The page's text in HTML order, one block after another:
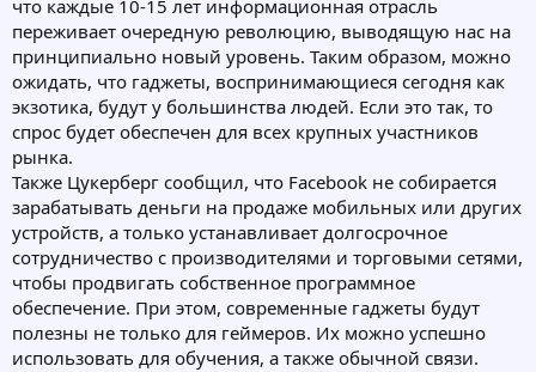
что каждые 10-15 лет информационная отрасль
переживает очередную революцию, выводящую нас на
принципиально новый уровень. Таким образом, можно
ожидать, что гаджеты, воспринимающиеся сегодня как
экзотика, будут у большинства людей. Если это так, то
спрос будет обеспечен для всех крупных участников
рынка.
Также Цукерберг сообщил, что Facebook не собирается
зарабатывать деньги на продаже мобильных или других
устройств, а только устанавливает долгосрочное
сотрудничество с производителями и торговыми сетями,
чтобы продвигать собственное программное
обеспечение. При этом, современные гаджеты будут
полезны не только для геймеров. Их можно успешно
использовать для обучения, а также обычной связи.